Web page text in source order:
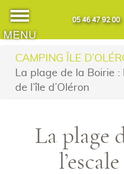
MENU
05 46 47 92 00
CAMPING ÎLE
La plage de la Boirie :
de l’île d’Oléron
La plage